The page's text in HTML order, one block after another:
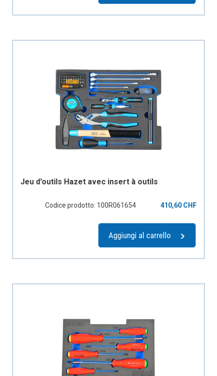
Jeu d'outils Hazet avec insert à outils
Codice prodotto: 100R061654 410,60 CHF
Aggiungi al carrello